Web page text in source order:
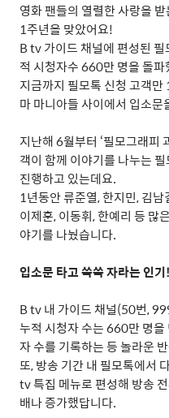
영화 팬들의 열렬한 사랑을
1주년을 맞았어요!
B tv가이드 채널에 편성된
적 시청자수660만 명을 돌
지금까지 필모톡 신청 고객만
마 마니아들 사이에서 입소
지난해6월부터 ‘필모그래피
객이 함께 이야기를 나누는
진행하고 있는데요.
1년동안 류준열,한지민,김남
이제훈,이동휘,한예리 등 많
야기를 나눴습니다.
입소문 타고 쑥쑥 자라는 인기
B tv내 가이드 채널(50번,
누적 시청자 수는660만 명을
자 수를 기록하는 등 놀라운
또,방송 기간 내 필모톡에서
tv특집 메뉴로 편성해 방송
배나 증가했답니다.